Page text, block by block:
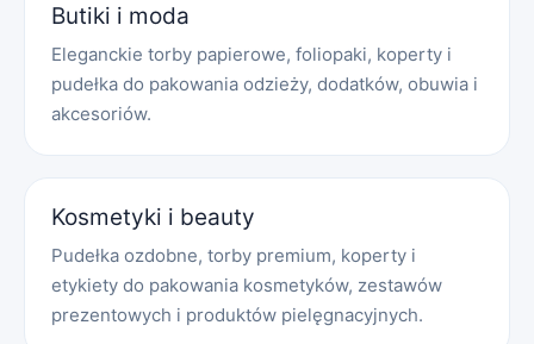
Butiki i moda
Eleganckie torby papierowe, foliopaki, koperty i
pudełka do pakowania odzieży, dodatków, obuwia i
akcesoriów.
Kosmetyki i beauty
Pudełka ozdobne, torby premium, koperty i
etykiety do pakowania kosmetyków, zestawów
prezentowych i produktów pielęgnacyjnych.